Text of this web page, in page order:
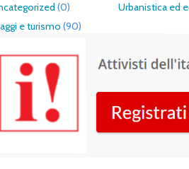
(0) Urbanistica ed
e turismo (90)